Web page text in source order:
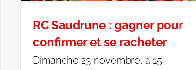
RC Saudrune : gagner pour
confirmer et se racheter
Dimanche 23 novembre, à 15